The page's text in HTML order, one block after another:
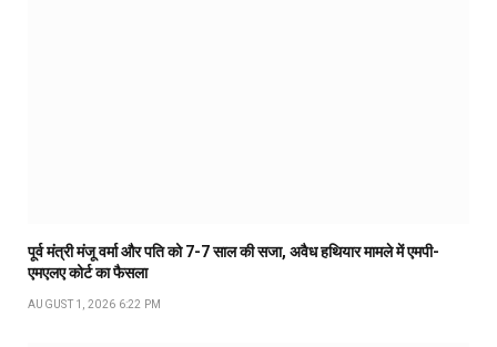
पूर्व मंत्री मंजू वर्मा और पति को 7-7 साल की सजा, अवैध हथियार मामले में एमपी-
एमएलए कोर्ट का फैसला
AUGUST 1, 2026 6:22 PM